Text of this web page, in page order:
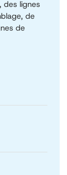
des lignes
de
de